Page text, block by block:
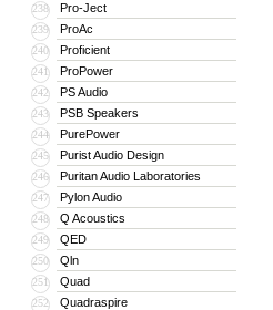
238 Pro-Ject
239 ProAc
240 Proficient
241 ProPower
242 PS Audio
243 PSB Speakers
244 PurePower
245 Purist Audio Design
246 Puritan Audio Laboratories
247 Pylon Audio
248 Q Acoustics
249 QED
250 Qln
251 Quad
252 Quadraspire